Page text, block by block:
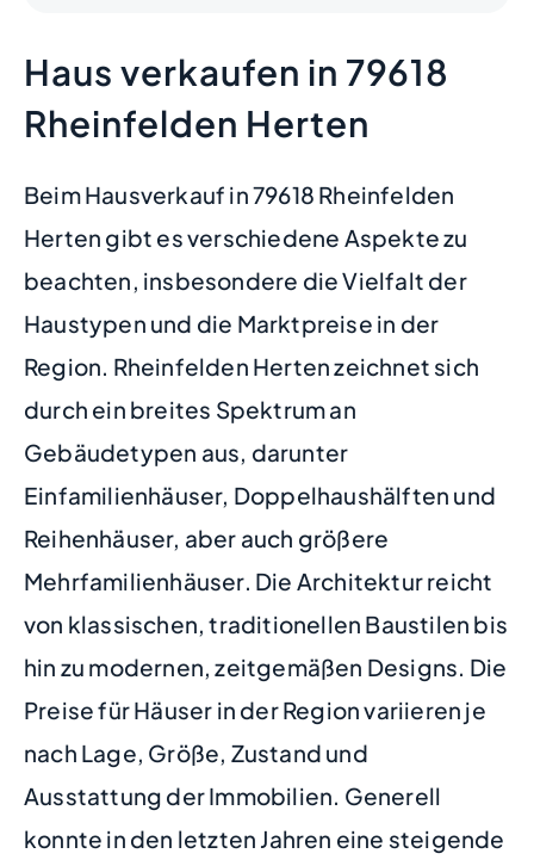
Haus verkaufen in 79618
Rheinfelden Herten
Beim Hausverkauf in 79618 Rheinfelden
Herten gibt es verschiedene Aspekte zu
beachten, insbesondere die Vielfalt der
Haustypen und die Marktpreise in der
Region. Rheinfelden Herten zeichnet sich
durch ein breites Spektrum an
Gebäudetypen aus, darunter
Einfamilienhäuser, Doppelhaushälften und
Reihenhäuser, aber auch größere
Mehrfamilienhäuser. Die Architektur reicht
von klassischen, traditionellen Baustilen bis
hin zu modernen, zeitgemäßen Designs. Die
Preise für Häuser in der Region variieren je
nach Lage, Größe, Zustand und
Ausstattung der Immobilien. Generell
konnte in den letzten Jahren eine steigende